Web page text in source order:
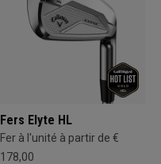
Fers Elyte HL
Fer à l'unité à partir de €
178,00